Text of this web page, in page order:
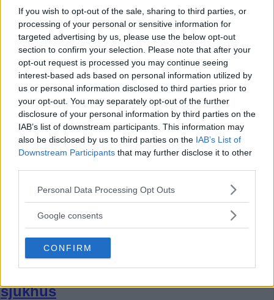
If you wish to opt-out of the sale, sharing to third parties, or
processing of your personal or sensitive information for
targeted advertising by us, please use the below opt-out
section to confirm your selection. Please note that after your
opt-out request is processed you may continue seeing
interest-based ads based on personal information utilized by
us or personal information disclosed to third parties prior to
your opt-out. You may separately opt-out of the further
disclosure of your personal information by third parties on the
IAB’s list of downstream participants. This information may
also be disclosed by us to third parties on the IAB’s List of
Downstream Participants that may further disclose it to other
Please note that this website/app uses one or more Google
not limited to your visit or usage behaviour. You may click to
use your data for below specified purposes in below Google
consent section.
Personal Data Processing Opt Outs
Google consents
CONFIRM
Sommartorget i Älvsjö öppnar:
Familjärt
På måndagseftermiddagen öppnade aktiviteterna på Älvsjö
torg. Artisten […]
Publicerad 16:23, 3 augusti 2026
Flydde i kajak – greps
På söndagsmorgonen följde polisen en man på Långsjön […]
Publicerad 13:35, 2 augusti 2026
Annons:
Bråk på idrottsplats – två män till
sjukhus